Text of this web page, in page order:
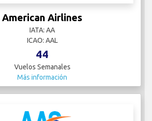
American Airlines
IATA: AA
ICAO: AAL
44
Vuelos Semanales
Más información